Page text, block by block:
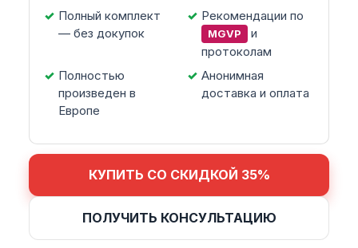
Полный комплект
— без докупок
Рекомендации по
MGVP
и
протоколам
Полностью
произведен в
Европе
Анонимная
доставка и оплата
КУПИТЬ СО СКИДКОЙ 35%
ПОЛУЧИТЬ КОНСУЛЬТАЦИЮ